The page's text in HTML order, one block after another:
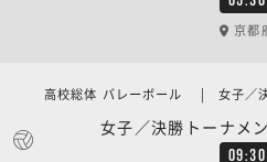
京都
09:30
女子／決勝トーナメ
高校総体 バレーボール | 女子／決